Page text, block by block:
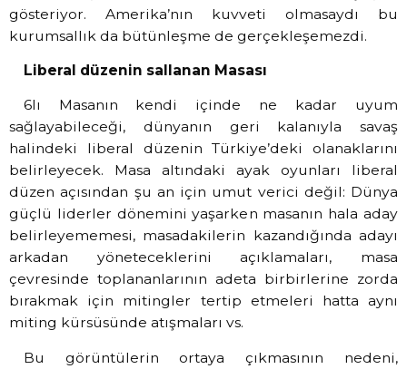
gösteriyor. Amerika’nın kuvveti olmasaydı bu
kurumsallık da bütünleşme de gerçekleşemezdi.
Liberal düzenin sallanan Masası
6lı Masanın kendi içinde ne kadar uyum
sağlayabileceği, dünyanın geri kalanıyla savaş
halindeki liberal düzenin Türkiye’deki olanaklarını
belirleyecek. Masa altındaki ayak oyunları liberal
düzen açısından şu an için umut verici değil: Dünya
güçlü liderler dönemini yaşarken masanın hala aday
belirleyememesi, masadakilerin kazandığında adayı
arkadan yöneteceklerini açıklamaları, masa
çevresinde toplananlarının adeta birbirlerine zorda
bırakmak için mitingler tertip etmeleri hatta aynı
miting kürsüsünde atışmaları vs.
Bu görüntülerin ortaya çıkmasının nedeni,